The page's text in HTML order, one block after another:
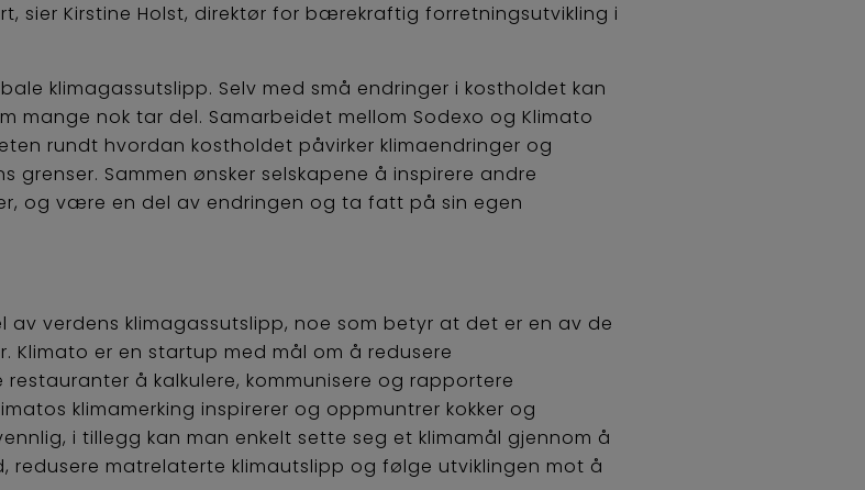
Kirstine Holst, direktør for bærekraftig forretningsutvikling i
klimagassutslipp. Selv med små endringer i kostholdet kan
mange nok tar del. Samarbeidet mellom Sodexo og Klimato
rundt hvordan kostholdet påvirker klimaendringer og
grenser. Sammen ønsker selskapene å inspirere andre
og være en del av endringen og ta fatt på sin egen
verdens klimagassutslipp, noe som betyr at det er en av de
Klimato er en startup med mål om å redusere
å kalkulere, kommunisere og rapportere
klimamerking inspirerer og oppmuntrer kokker og
i tillegg kan man enkelt sette seg et klimamål gjennom å
redusere matrelaterte klimautslipp og følge utviklingen mot å